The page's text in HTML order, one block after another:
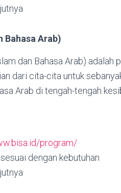
Bahasa Arab)
dan Bahasa Arab) adalah
dari cita-cita untuk
Arab di tengah-tengah
program/
dengan kebutuhan